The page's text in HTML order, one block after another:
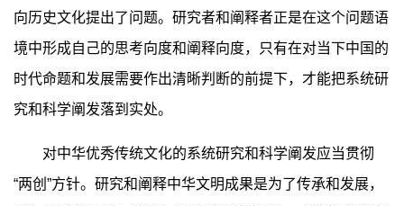
向历史文化提出了问题。研究者和阐释者正是在这个问题语
境中形成自己的思考向度和阐释向度，只有在对当下中国的
时代命题和发展需要作出清晰判断的前提下，才能把系统研
究和科学阐发落到实处。
对中华优秀传统文化的系统研究和科学阐发应当贯彻
“两创”方针。研究和阐释中华文明成果是为了传承和发展，